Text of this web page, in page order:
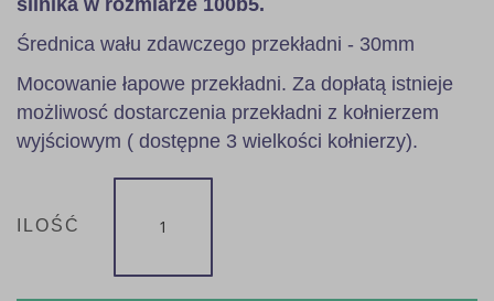
Średnica wału zdawczego przekładni - 30mm
Mocowanie łapowe przekładni. Za dopłatą istnieje
możliwosć dostarczenia przekładni z kołnierzem
wyjściowym ( dostępne 3 wielkości kołnierzy).
ILOŚĆ